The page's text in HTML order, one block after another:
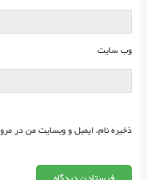
وب‌ سایت
ذخیره نام، ایمیل و وبسایت من در